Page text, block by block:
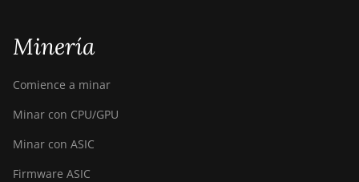
Minería
Comience a minar
Minar con CPU/GPU
Minar con ASIC
Firmware ASIC